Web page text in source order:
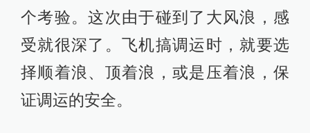
个考验。这次由于碰到了大风浪，感
受就很深了。飞机搞调运时，就要选
择顺着浪、顶着浪，或是压着浪，保
证调运的安全。